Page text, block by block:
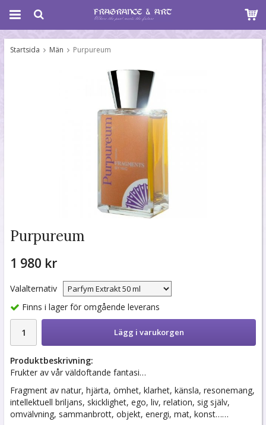
Startsida Män Purpureum
Purpureum
1 980 kr
Valalternativ
Finns i lager för omgående leverans
Lägg i varukorgen
Produktbeskrivning:
Frukter av vår väldoftande fantasi…
Fragment av natur, hjärta, ömhet, klarhet, känsla, resonemang,
intellektuell briljans, skicklighet, ego, liv, relation, sig själv,
omvälvning, sammanbrott, objekt, energi, mat, konst……